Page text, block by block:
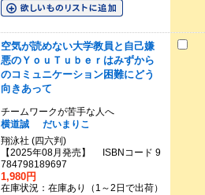
空気が読めない大学教員と自己嫌
悪のＹｏｕＴｕｂｅｒはみずから
のコミュニケーション困難にどう
向きあって
チームワークが苦手な人へ
横道誠
だいまりこ
翔泳社 (四六判)
【2025年08月発売】 ISBNコード 9
784798189697
1,980円
在庫状況：在庫あり（1～2日で出荷）